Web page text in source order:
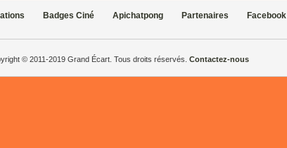
Badges Ciné Apichatpong Partenaires Facebook
© 2011-2019 Grand Écart. Tous droits réservés. Contactez-nous